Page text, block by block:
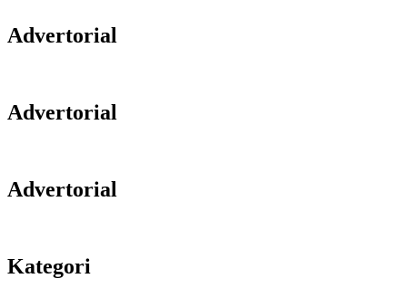
Advertorial
Advertorial
Advertorial
Kategori